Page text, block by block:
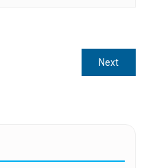
NextNext
post: